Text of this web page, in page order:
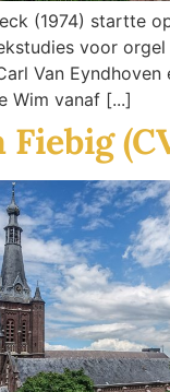
(1974) startte
voor orgel
Van Eyndhoven
Wim vanaf [...]